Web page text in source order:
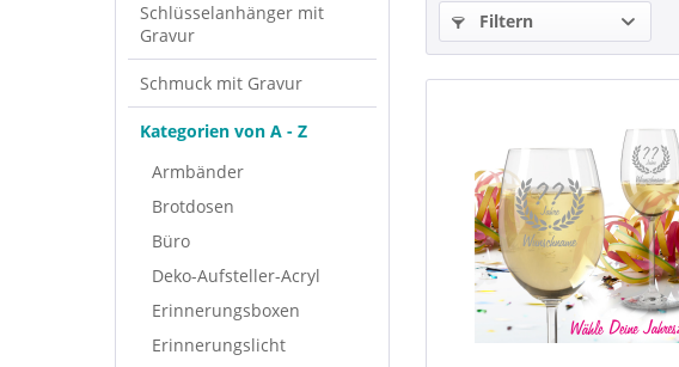
Schlüsselanhänger mit
Gravur
Schmuck mit Gravur
Kategorien von A - Z
Armbänder
Brotdosen
Büro
Deko-Aufsteller-Acryl
Erinnerungsboxen
Erinnerungslicht
Filtern